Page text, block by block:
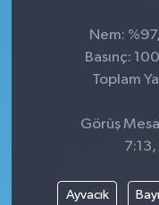
Nem:
Basınç:
Toplam
Görüş
7:13,
Ayvacık
Erdek
Gömeç
Gönen